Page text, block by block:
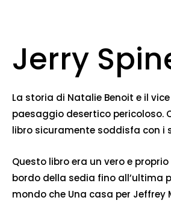
Jerry
La storia di Natalie Benoit e il
paesaggio desertico pericoloso.
libro sicuramente soddisfa con i
Questo libro era un vero e
bordo della sedia fino all’ultima
mondo che Una casa per